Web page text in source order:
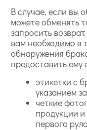
В случае, если вы
можете обменять
запросить
вам необходимо в
обнаружения
предоставить
этикетки с
указанием
четкие
продукции
первого